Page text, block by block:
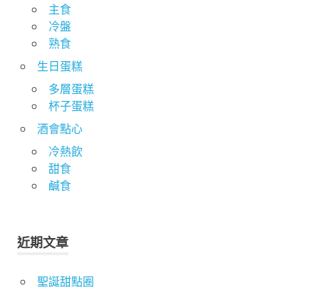
主食
冷盤
熟食
生日蛋糕
多層蛋糕
杯子蛋糕
酒會點心
冷熱飲
甜食
鹹食
近期文章
聖誕甜點圈